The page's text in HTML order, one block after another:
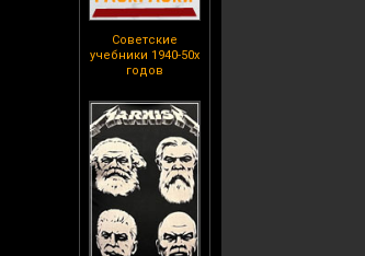
Советские
учебники 1940-50х
годов